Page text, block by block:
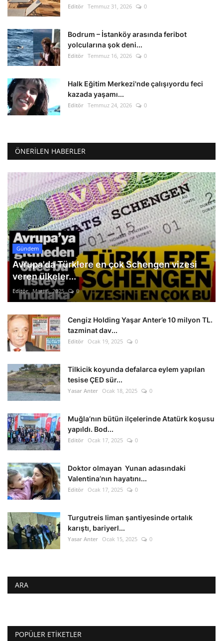
Editör Temmuz 31, 2026 0
Bodrum – İstanköy arasında feribot
yolcularına şok deni...
Editör Temmuz 16, 2026 0
Halk Eğitim Merkezi'nde çalışıyordu feci
kazada yaşamı...
Editör Temmuz 24, 2026 0
ÖNERILEN HABERLER
Gündem
Avrupa'da Türklere en çok Schengen vizesi
veren ülkeler...
Editör Mart 5, 2025 0
Cengiz Holding Yaşar Anter’e 10 milyon TL.
tazminat dav...
Editör Ocak 19, 2025 0
Tilkicik koyunda defalarca eylem yapılan
tesise ÇED sür...
Yasar Anter Ocak 18, 2025 0
Muğla’nın bütün ilçelerinde Atatürk koşusu
yapıldı. Bod...
Editör Ocak 17, 2025 0
Doktor olmayan Yunan adasındaki
Valentina’nın hayatını...
Editör Ocak 17, 2025 0
Turgutreis liman şantiyesinde ortalık
karıştı, bariyerl...
Yasar Anter Ocak 15, 2025 0
ARA
POPÜLER ETIKETLER